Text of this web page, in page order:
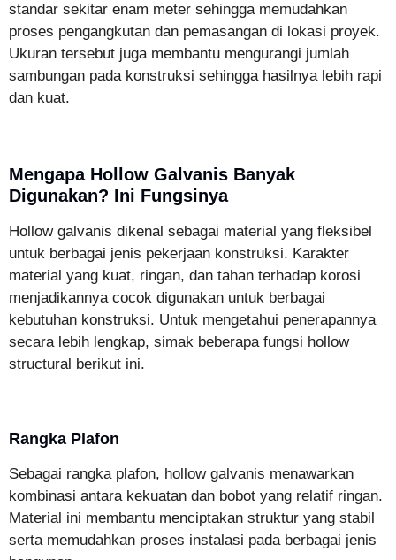
standar sekitar enam meter sehingga memudahkan
proses pengangkutan dan pemasangan di lokasi proyek.
Ukuran tersebut juga membantu mengurangi jumlah
sambungan pada konstruksi sehingga hasilnya lebih rapi
dan kuat.
Mengapa Hollow Galvanis Banyak
Digunakan? Ini Fungsinya
Hollow galvanis dikenal sebagai material yang fleksibel
untuk berbagai jenis pekerjaan konstruksi. Karakter
material yang kuat, ringan, dan tahan terhadap korosi
menjadikannya cocok digunakan untuk berbagai
kebutuhan konstruksi. Untuk mengetahui penerapannya
secara lebih lengkap, simak beberapa fungsi hollow
structural berikut ini.
Rangka Plafon
Sebagai rangka plafon, hollow galvanis menawarkan
kombinasi antara kekuatan dan bobot yang relatif ringan.
Material ini membantu menciptakan struktur yang stabil
serta memudahkan proses instalasi pada berbagai jenis